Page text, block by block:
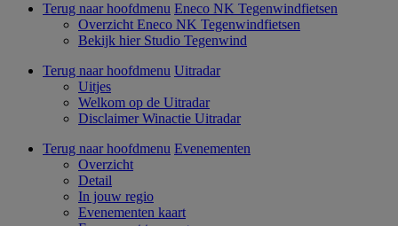
Terug naar hoofdmenu Eneco NK Tegenwindfietsen
Overzicht Eneco NK Tegenwindfietsen
Bekijk hier Studio Tegenwind
Terug naar hoofdmenu Uitradar
Uitjes
Welkom op de Uitradar
Disclaimer Winactie Uitradar
Terug naar hoofdmenu Evenementen
Overzicht
Detail
In jouw regio
Evenementen kaart